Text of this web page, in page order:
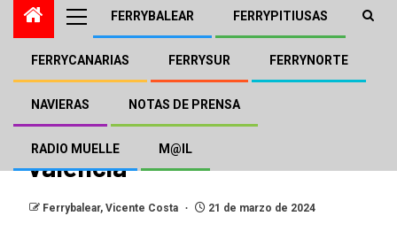
FERRYBALEAR FERRYPITIUSAS
FERRYCANARIAS FERRYSUR FERRYNORTE
NAVIERAS NOTAS DE PRENSA
RADIO MUELLE M@IL
El que será «Ciudad de
Soller» para Trasmed rumbo
València
Ferrybalear, Vicente Costa 21 de marzo de 2024